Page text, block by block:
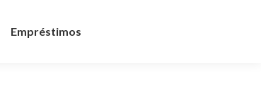
Empréstimos